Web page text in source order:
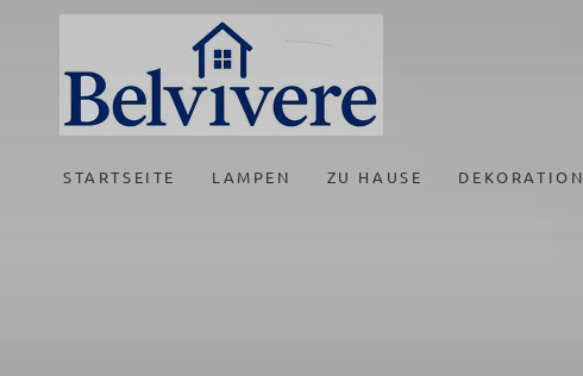
ZUM INHALT
STARTSEITE LAMPEN ZU HAUSE DEKORATION